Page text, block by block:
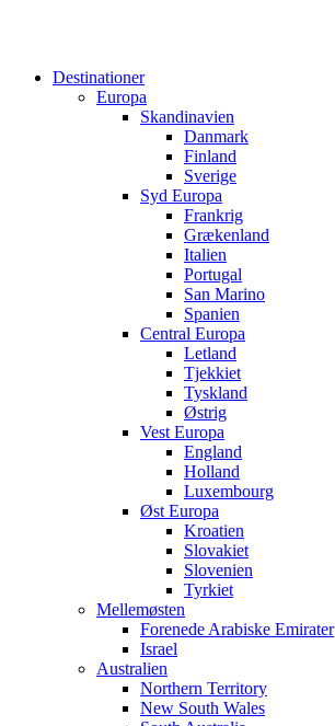
Destinationer
Europa
Skandinavien
Danmark
Finland
Sverige
Syd Europa
Frankrig
Grækenland
Italien
Portugal
San Marino
Spanien
Central Europa
Letland
Tjekkiet
Tyskland
Østrig
Vest Europa
England
Holland
Luxembourg
Øst Europa
Kroatien
Slovakiet
Slovenien
Tyrkiet
Mellemøsten
Forenede Arabiske Emirater
Israel
Australien
Northern Territory
New South Wales